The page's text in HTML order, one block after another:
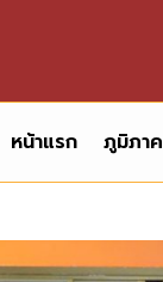
หน้าแรก ภูมิภาค